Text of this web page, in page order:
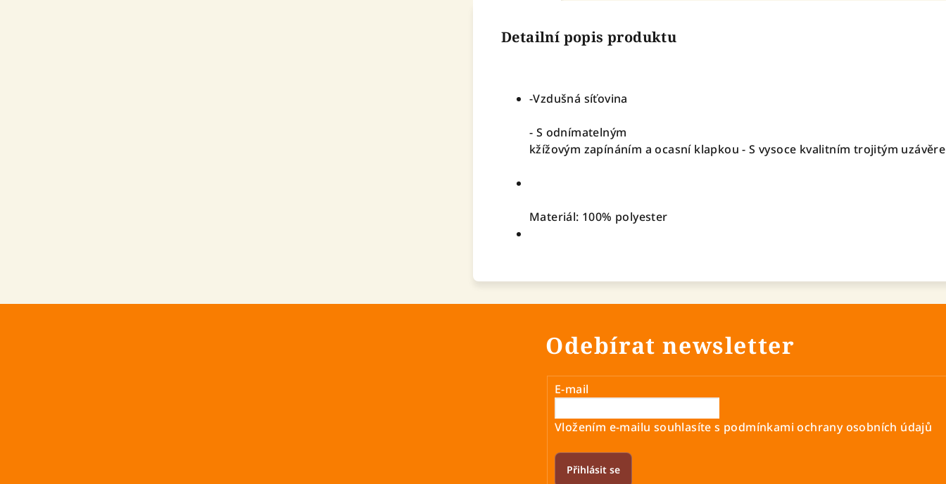
Detailní popis produktu
-Vzdušná síťovina
- S odnímatelným
kžížovým zapínáním a ocasní klapkou - S vysoce kvalitním trojitým
Materiál: 100% polyester
Odebírat newsletter
E-mail
Vložením e-mailu souhlasíte s podmínkami ochrany osobních údajů
Přihlásit se